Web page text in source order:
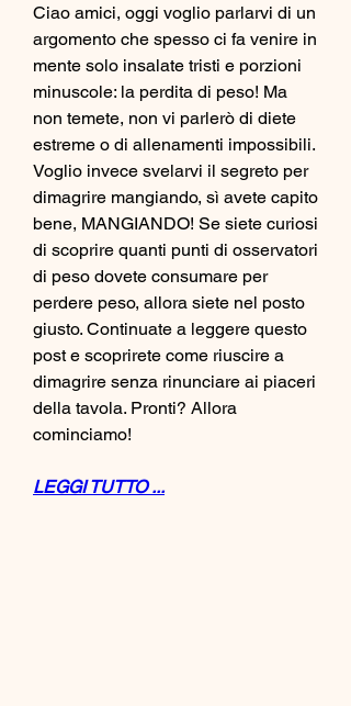
Ciao amici, oggi voglio parlarvi di un
argomento che spesso ci fa venire in
mente solo insalate tristi e porzioni
minuscole: la perdita di peso! Ma
non temete, non vi parlerò di diete
estreme o di allenamenti impossibili.
Voglio invece svelarvi il segreto per
dimagrire mangiando, sì avete capito
bene, MANGIANDO! Se siete curiosi
di scoprire quanti punti di osservatori
di peso dovete consumare per
perdere peso, allora siete nel posto
giusto. Continuate a leggere questo
post e scoprirete come riuscire a
dimagrire senza rinunciare ai piaceri
della tavola. Pronti? Allora
cominciamo!
LEGGI TUTTO ...